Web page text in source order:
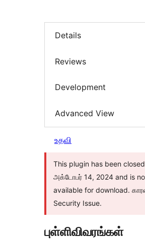
Details
Reviews
Development
Advanced View
உதவி
This plugin has been
அக்டோபர் 14, 2024 and is
available for download.
Security Issue.
புள்ளிவிவரங்கள்